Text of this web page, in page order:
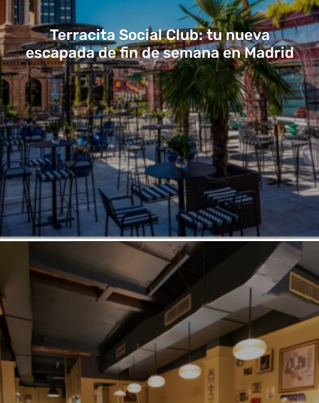
Terracita Social Club: tu nueva
escapada de fin de semana en Madrid